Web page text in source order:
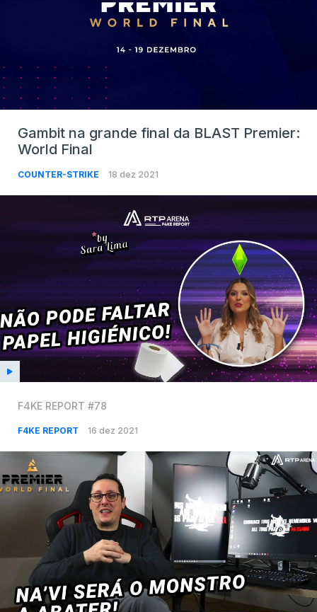
Gambit na grande final da BLAST Premier:
World Final
COUNTER-STRIKE 18 dez 2021
F4KE REPORT #78
F4KE REPORT 16 dez 2021